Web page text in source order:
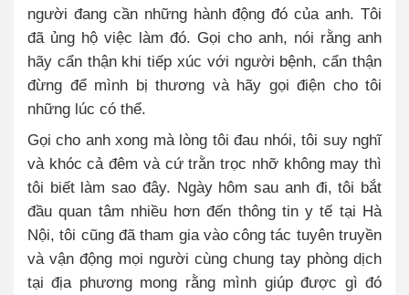
người đang cần những hành động đó của anh. Tôi
đã ủng hộ việc làm đó. Gọi cho anh, nói rằng anh
hãy cẩn thận khi tiếp xúc với người bệnh, cẩn thận
đừng để mình bị thương và hãy gọi điện cho tôi
những lúc có thể.
Gọi cho anh xong mà lòng tôi đau nhói, tôi suy nghĩ
và khóc cả đêm và cứ trằn trọc nhỡ không may thì
tôi biết làm sao đây. Ngày hôm sau anh đi, tôi bắt
đầu quan tâm nhiều hơn đến thông tin y tế tại Hà
Nội, tôi cũng đã tham gia vào công tác tuyên truyền
và vận động mọi người cùng chung tay phòng dịch
tại địa phương mong rằng mình giúp được gì đó